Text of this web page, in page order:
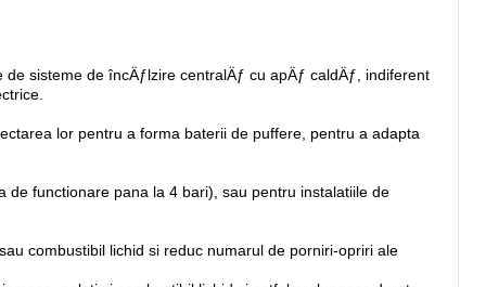
sisteme de încÄƒlzire centralÄƒ cu apÄƒ caldÄƒ, indiferent
lor pentru a forma baterii de puffere, pentru a adapta
functionare pana la 4 bari), sau pentru instalatiile de
combustibil lichid si reduc numarul de porniri-opriri ale